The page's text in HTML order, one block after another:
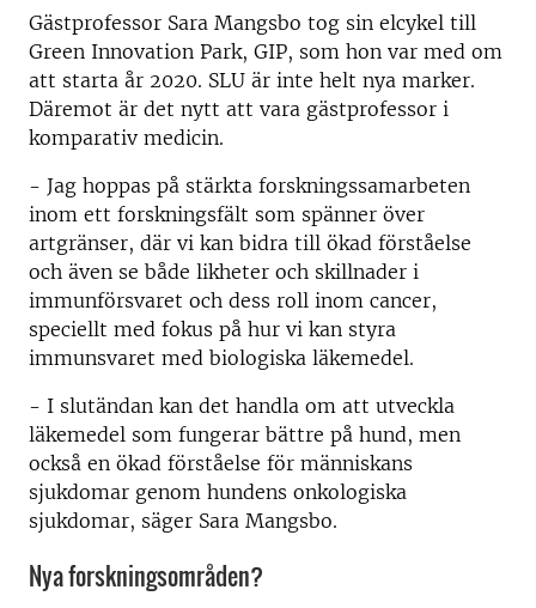
Gästprofessor Sara Mangsbo tog sin elcykel till
Green Innovation Park, GIP, som hon var med om
att starta år 2020. SLU är inte helt nya marker.
Däremot är det nytt att vara gästprofessor i
komparativ medicin.
- Jag hoppas på stärkta forskningssamarbeten
inom ett forskningsfält som spänner över
artgränser, där vi kan bidra till ökad förståelse
och även se både likheter och skillnader i
immunförsvaret och dess roll inom cancer,
speciellt med fokus på hur vi kan styra
immunsvaret med biologiska läkemedel.
- I slutändan kan det handla om att utveckla
läkemedel som fungerar bättre på hund, men
också en ökad förståelse för människans
sjukdomar genom hundens onkologiska
sjukdomar, säger Sara Mangsbo.
Nya forskningsområden?